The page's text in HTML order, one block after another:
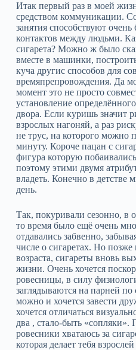
Итак первый раз в моей
средством коммуникации.
занятия способствуют
контактов между людьми.
сигарета? Можно ж было
вместе в машинки,
куча другис способов для
времяпрепровождения. Да
момент это не просто
установление
двора. Если куришь значит
взрослых нагоняй, а раз
не трус, на которого можно
минуту. Короче пацан с
фигура которую
поэтому этими двумя
владеть. Конечно в детстве
день.
Так, покуривали сезонно, в
то время было ещё очень
отдавались забвенно,
числе о сигаретах. Но позже
возраста, сигареты вновь
жизни. Очень хочется
ровесницы, в силу
заглядываются на парней
можно и хочется завести
хочется отличаться
два , стало-быть
ровесники хватаюсь за
которая делает тебя